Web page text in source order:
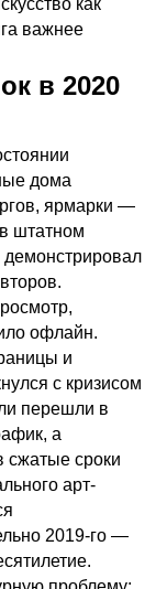
как
важнее
в 2020
дома
ярмарки —
штатном
офлайн.
и
с кризисом
перешли в
а
сроки
арт-
2019-го —